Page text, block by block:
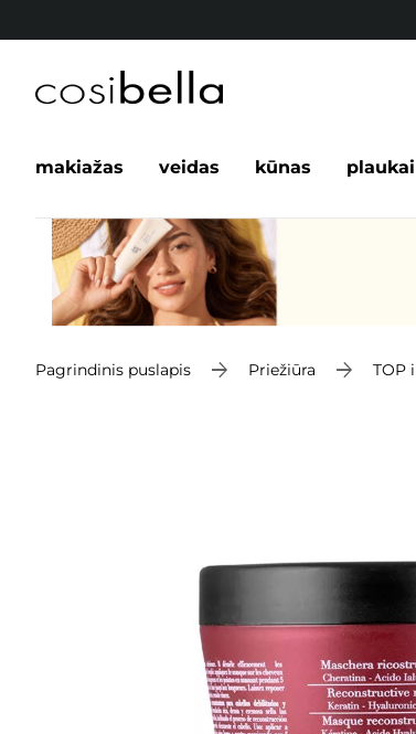
makiažas veidas kūnas plaukai
Pagrindinis puslapis Priežiūra TOP